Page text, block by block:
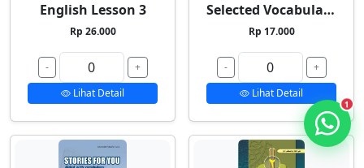
English Lesson 3
Rp 26.000
-
+
Lihat Detail
Selected Vocabularies 3
Rp 17.000
-
+
Lihat Detail
1